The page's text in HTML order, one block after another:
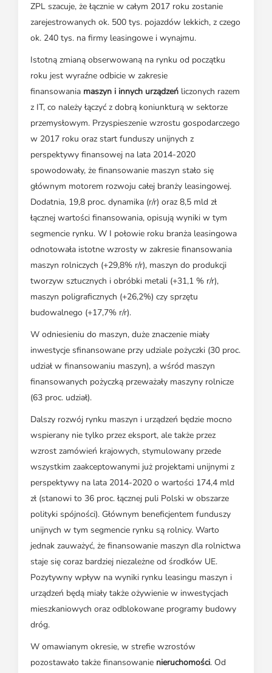
ZPL szacuje, że łącznie w całym 2017 roku zostanie
zarejestrowanych ok. 500 tys. pojazdów lekkich, z czego
ok. 240 tys. na firmy leasingowe i wynajmu.
Istotną zmianą obserwowaną na rynku od początku
roku jest wyraźne odbicie w zakresie
finansowania maszyn i innych urządzeń liczonych razem
z IT, co należy łączyć z dobrą koniunkturą w sektorze
przemysłowym. Przyspieszenie wzrostu gospodarczego
w 2017 roku oraz start funduszy unijnych z
perspektywy finansowej na lata 2014-2020
spowodowały, że finansowanie maszyn stało się
głównym motorem rozwoju całej branży leasingowej.
Dodatnia, 19,8 proc. dynamika (r/r) oraz 8,5 mld zł
łącznej wartości finansowania, opisują wyniki w tym
segmencie rynku. W I połowie roku branża leasingowa
odnotowała istotne wzrosty w zakresie finansowania
maszyn rolniczych (+29,8% r/r), maszyn do produkcji
tworzyw sztucznych i obróbki metali (+31,1 % r/r),
maszyn poligraficznych (+26,2%) czy sprzętu
budowalnego (+17,7% r/r).
W odniesieniu do maszyn, duże znaczenie miały
inwestycje sfinansowane przy udziale pożyczki (30 proc.
udział w finansowaniu maszyn), a wśród maszyn
finansowanych pożyczką przeważały maszyny rolnicze
(63 proc. udział).
Dalszy rozwój rynku maszyn i urządzeń będzie mocno
wspierany nie tylko przez eksport, ale także przez
wzrost zamówień krajowych, stymulowany przede
wszystkim zaakceptowanymi już projektami unijnymi z
perspektywy na lata 2014-2020 o wartości 174,4 mld
zł (stanowi to 36 proc. łącznej puli Polski w obszarze
polityki spójności). Głównym beneficjentem funduszy
unijnych w tym segmencie rynku są rolnicy. Warto
jednak zauważyć, że finansowanie maszyn dla rolnictwa
staje się coraz bardziej niezależne od środków UE.
Pozytywny wpływ na wyniki rynku leasingu maszyn i
urządzeń będą miały także ożywienie w inwestycjach
mieszkaniowych oraz odblokowane programy budowy
dróg.
W omawianym okresie, w strefie wzrostów
pozostawało także finansowanie nieruchomości. Od